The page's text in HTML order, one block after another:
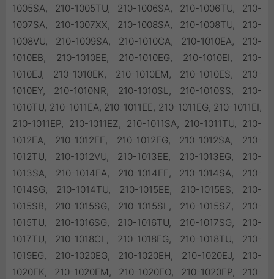
1005SA, 210-1005TU, 210-1006SA, 210-1006TU, 210-
1007SA, 210-1007XX, 210-1008SA, 210-1008TU, 210-
1008VU, 210-1009SA, 210-1010CA, 210-1010EA, 210-
1010EB, 210-1010EE, 210-1010EG, 210-1010EI, 210-
1010EJ, 210-1010EK, 210-1010EM, 210-1010ES, 210-
1010EY, 210-1010NR, 210-1010SL, 210-1010SS, 210-
1010TU, 210-1011EA, 210-1011EE, 210-1011EG, 210-1011EI,
210-1011EP, 210-1011EZ, 210-1011SA, 210-1011TU, 210-
1012EA, 210-1012EE, 210-1012EG, 210-1012SA, 210-
1012TU, 210-1012VU, 210-1013EE, 210-1013EG, 210-
1013SA, 210-1014EA, 210-1014EE, 210-1014SA, 210-
1014SG, 210-1014TU, 210-1015EE, 210-1015ES, 210-
1015SB, 210-1015SG, 210-1015SL, 210-1015SZ, 210-
1015TU, 210-1016SG, 210-1016TU, 210-1017SG, 210-
1017TU, 210-1018CL, 210-1018EG, 210-1018TU, 210-
1019EG, 210-1020EG, 210-1020EH, 210-1020EJ, 210-
1020EK, 210-1020EM, 210-1020EO, 210-1020EP, 210-